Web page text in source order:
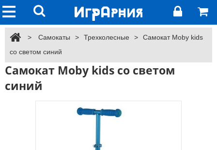
> Самокаты > Трехколесные >
Самокат Moby kids
со светом синий
Самокат Moby kids со светом
синий